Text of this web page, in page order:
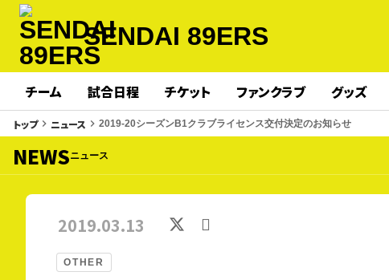
SENDAI 89ERS
チーム 試合日程 チケット ファンクラブ グッズ
トップkeyboard_arrow_right ニュース keyboard_arrow_right 2019-20シーズンB1クラブライセンス交付決定のお知らせ
NEWSニュース
OTHER
2019.03.13